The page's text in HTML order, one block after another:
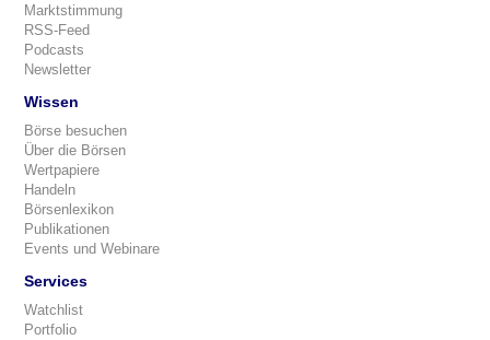
Marktstimmung
RSS-Feed
Podcasts
Newsletter
Wissen
Börse besuchen
Über die Börsen
Wertpapiere
Handeln
Börsenlexikon
Publikationen
Events und Webinare
Services
Watchlist
Portfolio